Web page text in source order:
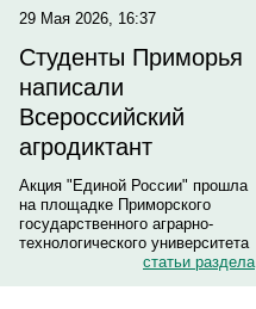
29 Мая 2026, 16:37
Студенты Приморья
написали
Всероссийский
агродиктант
Акция "Единой России" прошла
на площадке Приморского
государственного аграрно-
технологического университета
статьи раздела